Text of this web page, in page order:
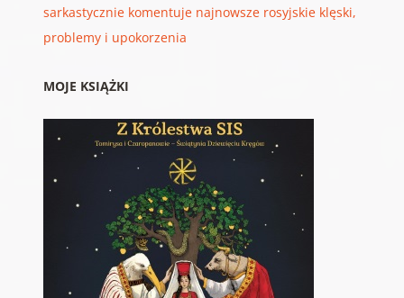
sarkastycznie komentuje najnowsze rosyjskie klęski,
problemy i upokorzenia
MOJE KSIĄŻKI